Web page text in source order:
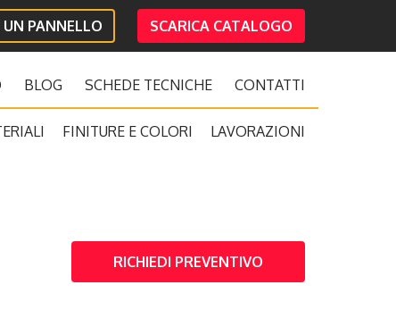
UN PANNELLO SCARICA CATALOGO
BLOG SCHEDE TECNICHE CONTATTI
FINITURE E COLORI LAVORAZIONI
RICHIEDI PREVENTIVO